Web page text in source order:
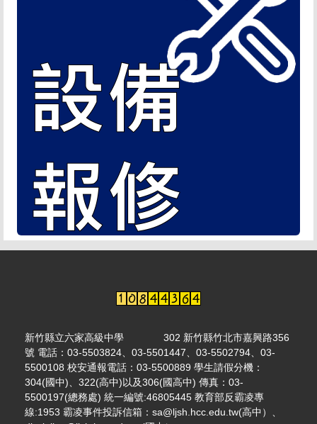
新竹縣立六家高級中學 302 新竹縣竹北市嘉興路356
號 電話：03-5503824、03-5501447、03-5502794、03-
5500108 校安通報電話：03-5500889 學生請假分機：
304(國中)、322(高中)以及306(國高中) 傳真：03-
5500197(總務處) 統一編號:46805445 教育部反霸凌專
線:1953 霸凌事件投訴信箱：sa@ljsh.hcc.edu.tw(高中）、